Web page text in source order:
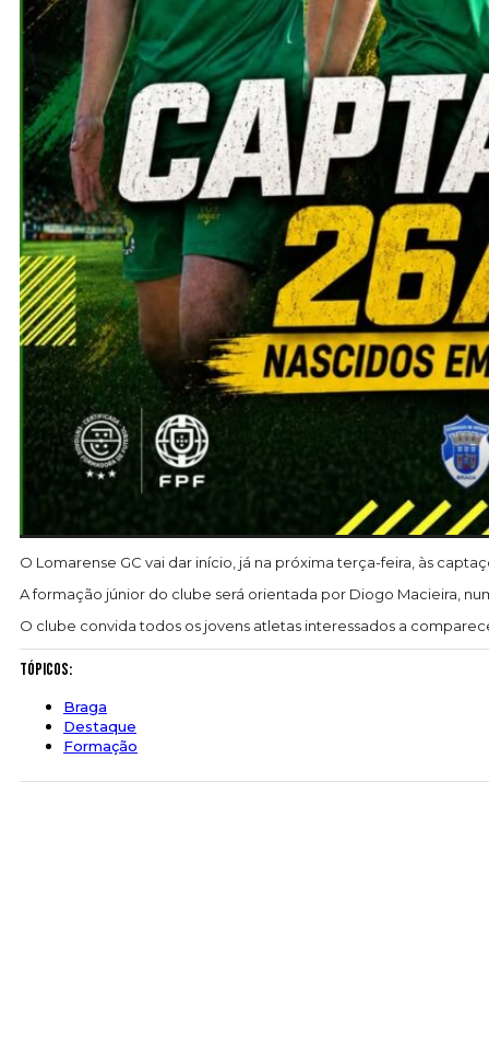
O Lomarense GC vai dar início, já na próxima terça-feira, às
A formação júnior do clube será orientada por Diogo Macieira,
O clube convida todos os jovens atletas interessados a
Tópicos:
Braga
Destaque
Formação